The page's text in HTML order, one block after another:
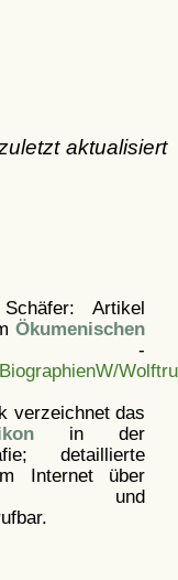
aktualisiert
Artikel
Ökumenischen
verzeichnet das
in der
detaillierte
Internet über